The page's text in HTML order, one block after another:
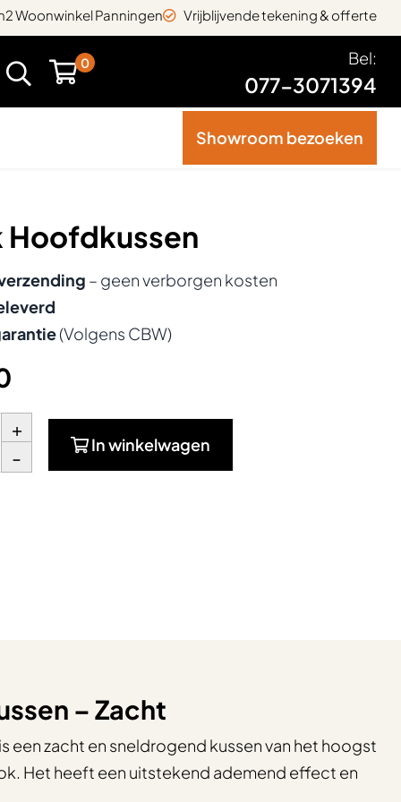
Vrijblijvende tekening & offerte
Woonwinkel Panningen
0 Bel:
077-3071394
Showroom bezoeken
Hoofdkussen
– geen verborgen kosten
(Volgens CBW)
+
- In winkelwagen
– Zacht
een zacht en sneldrogend kussen van het hoogst
Het heeft een uitstekend ademend effect en